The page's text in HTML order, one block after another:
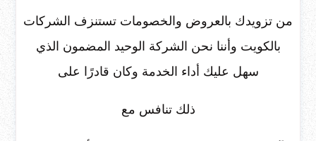
من تزويدك بالعروض والخصومات تستنزف الشركات
بالكويت وأننا نحن الشركة الوحيد المضمون الذي
سهل عليك أداء الخدمة وكان قادرًا على
ذلك تنافس مع